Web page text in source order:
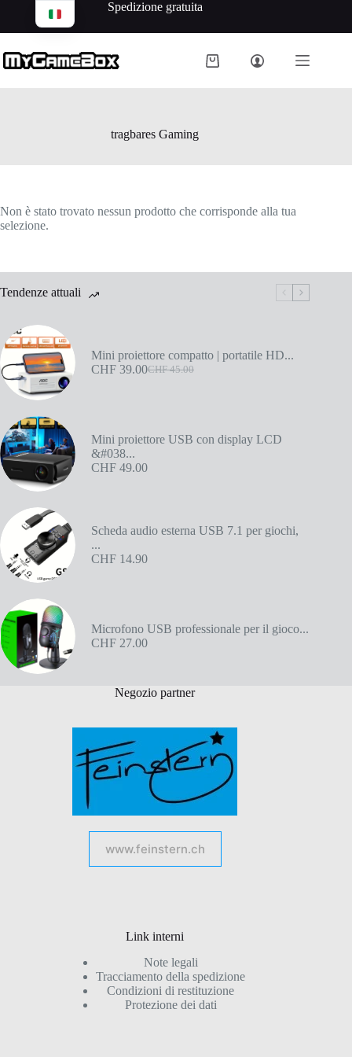
Spedizione gratuita
tragbares Gaming
Non è stato trovato nessun prodotto che corrisponde alla tua
selezione.
Tendenze attuali
Mini proiettore compatto | portatile HD...
CHF45.00
CHF 39.00
Mini proiettore USB con display LCD
&#038...
CHF 49.00
Scheda audio esterna USB 7.1 per giochi,
...
CHF 14.90
Microfono USB professionale per il gioco...
CHF 27.00
Negozio partner
www.feinstern.ch
Link interni
Note legali
Tracciamento della spedizione
Condizioni di restituzione
Protezione dei dati